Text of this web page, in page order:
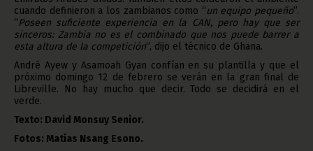
cuando definieron a los zambianos como “un equipo pequeño”.
“Poseen suficiente experiencia en la CAN, pero hay que ser
sinceros: Zambia no es el combinado que nos puede barrer a
esta altura de la competición”, dijo el técnico de Ghana.
André Ayew y Asamoah Gyan confían en su plantilla y que el
próximo domingo 12 de febrero se verán en la gran final de
Libreville. No hay mucho que decir. Todo se decidirá en el
verde.
Texto: David Monsuy Senior.
Fotos: Matías Nsang Esono.